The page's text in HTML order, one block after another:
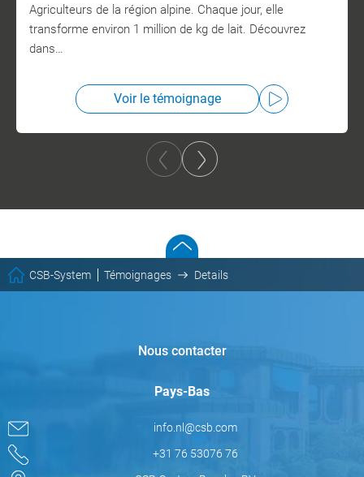
Agriculteurs de la région alpine. Chaque jour, elle
transforme environ 1 million de kg de lait. Découvrez
dans…
Voir le témoignage
CSB-System Témoignages Details
Nous contacter
Pays-Bas
info.nl@csb.com
+31 76 53076 76